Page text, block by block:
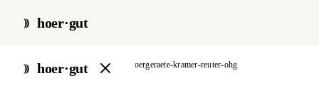
hoer·gut
hoer·gut
start / akustiker / berlin hoergeraete-kramer-reuter-ohg